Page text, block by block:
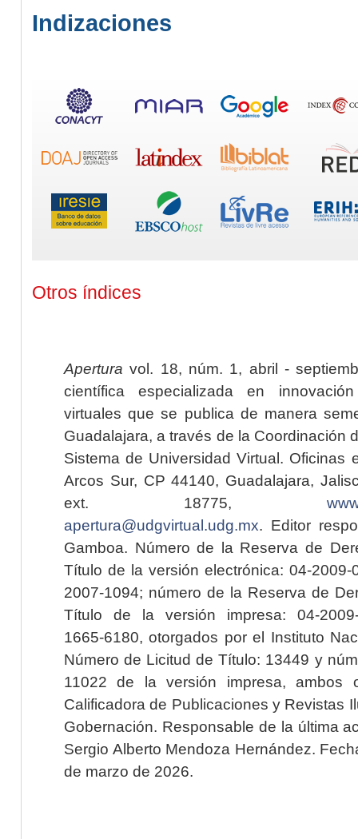
Indizaciones
Otros índices
Apertura vol. 18, núm. 1, abril -
científica especializada en
virtuales que se publica de manera
Guadalajara, a través de la Coordinación
Sistema de Universidad Virtual. Oficinas
Arcos Sur, CP 44140, Guadalajara,
ext. 18775,
apertura@udgvirtual.udg.mx. Editor
Gamboa. Número de la Reserva de
Título de la versión electrónica: 04-2009-
2007-1094; número de la Reserva de
Título de la versión impresa: 04-2009-
1665-6180, otorgados por el Instituto
Número de Licitud de Título: 13449 y
11022 de la versión impresa, ambos
Calificadora de Publicaciones y Revistas
Gobernación. Responsable de la última
Sergio Alberto Mendoza Hernández.
de marzo de 2026.